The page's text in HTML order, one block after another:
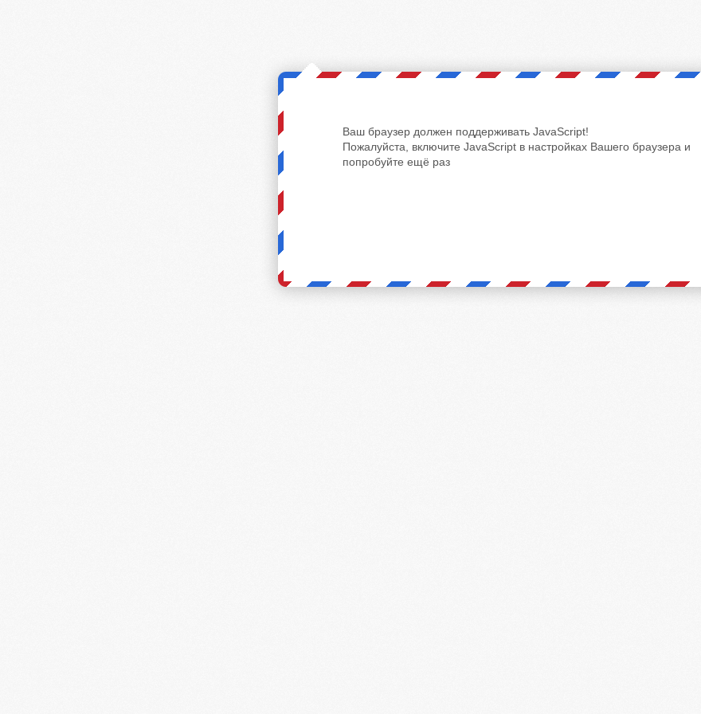
Ваш браузер должен поддерживать JavaScript!
Пожалуйста, включите JavaScript в настройках Вашего браузера и
попробуйте ещё раз